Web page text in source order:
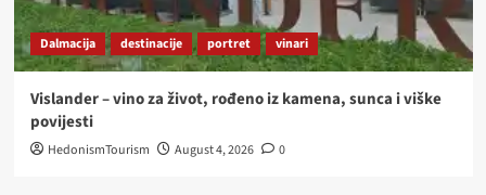
Dalmacija destinacije portret vinari
Vislander – vino za život, rođeno iz kamena, sunca i viške
povijesti
HedonismTourism August 4, 2026 0